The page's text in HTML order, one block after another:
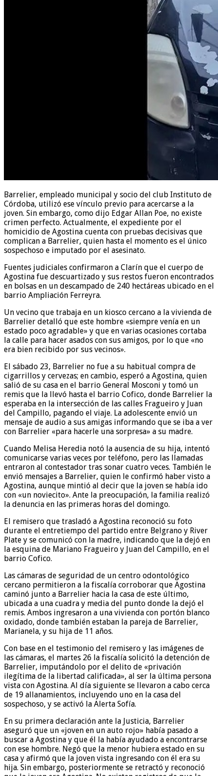
Barrelier, empleado municipal y socio del club Instituto de
Córdoba, utilizó ese vínculo previo para acercarse a la
joven. Sin embargo, como dijo Edgar Allan Poe, no existe
crimen perfecto. Actualmente, el expediente por el
homicidio de Agostina cuenta con pruebas decisivas que
complican a Barrelier, quien hasta el momento es el único
sospechoso e imputado por el asesinato.
Fuentes judiciales confirmaron a Clarín que el cuerpo de
Agostina fue descuartizado y sus restos fueron encontrados
en bolsas en un descampado de 240 hectáreas ubicado en el
barrio Ampliación Ferreyra.
Un vecino que trabaja en un kiosco cercano a la vivienda de
Barrelier detalló que este hombre «siempre venía en un
estado poco agradable» y que en varias ocasiones cortaba
la calle para hacer asados con sus amigos, por lo que «no
era bien recibido por sus vecinos».
El sábado 23, Barrelier no fue a su habitual compra de
cigarrillos y cervezas; en cambio, esperó a Agostina, quien
salió de su casa en el barrio General Mosconi y tomó un
remis que la llevó hasta el barrio Cofico, donde Barrelier la
esperaba en la intersección de las calles Fragueiro y Juan
del Campillo, pagando el viaje. La adolescente envió un
mensaje de audio a sus amigas informando que se iba a ver
con Barrelier «para hacerle una sorpresa» a su madre.
Cuando Melisa Heredia notó la ausencia de su hija, intentó
comunicarse varias veces por teléfono, pero las llamadas
entraron al contestador tras sonar cuatro veces. También le
envió mensajes a Barrelier, quien le confirmó haber visto a
Agostina, aunque mintió al decir que la joven se había ido
con «un noviecito». Ante la preocupación, la familia realizó
la denuncia en las primeras horas del domingo.
El remisero que trasladó a Agostina reconoció su foto
durante el entretiempo del partido entre Belgrano y River
Plate y se comunicó con la madre, indicando que la dejó en
la esquina de Mariano Fragueiro y Juan del Campillo, en el
barrio Cofico.
Las cámaras de seguridad de un centro odontológico
cercano permitieron a la fiscalía corroborar que Agostina
caminó junto a Barrelier hacia la casa de este último,
ubicada a una cuadra y media del punto donde la dejó el
remis. Ambos ingresaron a una vivienda con portón blanco
oxidado, donde también estaban la pareja de Barrelier,
Marianela, y su hija de 11 años.
Con base en el testimonio del remisero y las imágenes de
las cámaras, el martes 26 la fiscalía solicitó la detención de
Barrelier, imputándolo por el delito de «privación
ilegítima de la libertad calificada», al ser la última persona
vista con Agostina. Al día siguiente se llevaron a cabo cerca
de 19 allanamientos, incluyendo uno en la casa del
sospechoso, y se activó la Alerta Sofía.
En su primera declaración ante la Justicia, Barrelier
aseguró que un «joven en un auto rojo» había pasado a
buscar a Agostina y que él la había ayudado a encontrarse
con ese hombre. Negó que la menor hubiera estado en su
casa y afirmó que la joven vista ingresando con él era su
hija. Sin embargo, posteriormente se retractó y reconoció